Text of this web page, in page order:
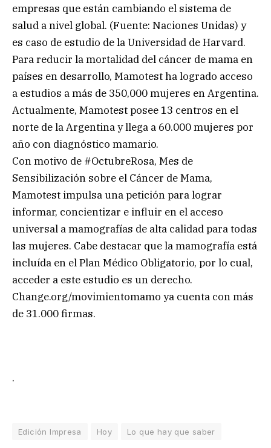
empresas que están cambiando el sistema de
salud a nivel global. (Fuente: Naciones Unidas) y
es caso de estudio de la Universidad de Harvard.
Para reducir la mortalidad del cáncer de mama en
países en desarrollo, Mamotest ha logrado acceso
a estudios a más de 350,000 mujeres en Argentina.
Actualmente, Mamotest posee 13 centros en el
norte de la Argentina y llega a 60.000 mujeres por
año con diagnóstico mamario.
Con motivo de #OctubreRosa, Mes de
Sensibilización sobre el Cáncer de Mama,
Mamotest impulsa una petición para lograr
informar, concientizar e influir en el acceso
universal a mamografías de alta calidad para todas
las mujeres. Cabe destacar que la mamografía está
incluída en el Plan Médico Obligatorio, por lo cual,
acceder a este estudio es un derecho.
Change.org/movimientomamo ya cuenta con más
de 31.000 firmas.
.
Edición Impresa Hoy Lo que hay que saber